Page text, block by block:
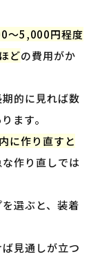
〜5,000円程度
どの費用がか
的に見れば数
ます。
に作り直すと
作り直しでは
選ぶと、装着
見通しが立つ